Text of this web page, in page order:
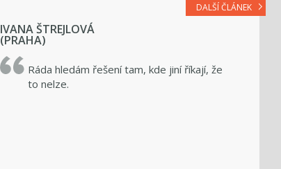
DALŠÍ ČLÁNEK
IVANA ŠTREJLOVÁ
(PRAHA)
Ráda hledám řešení tam, kde jiní říkají, že
to nelze.